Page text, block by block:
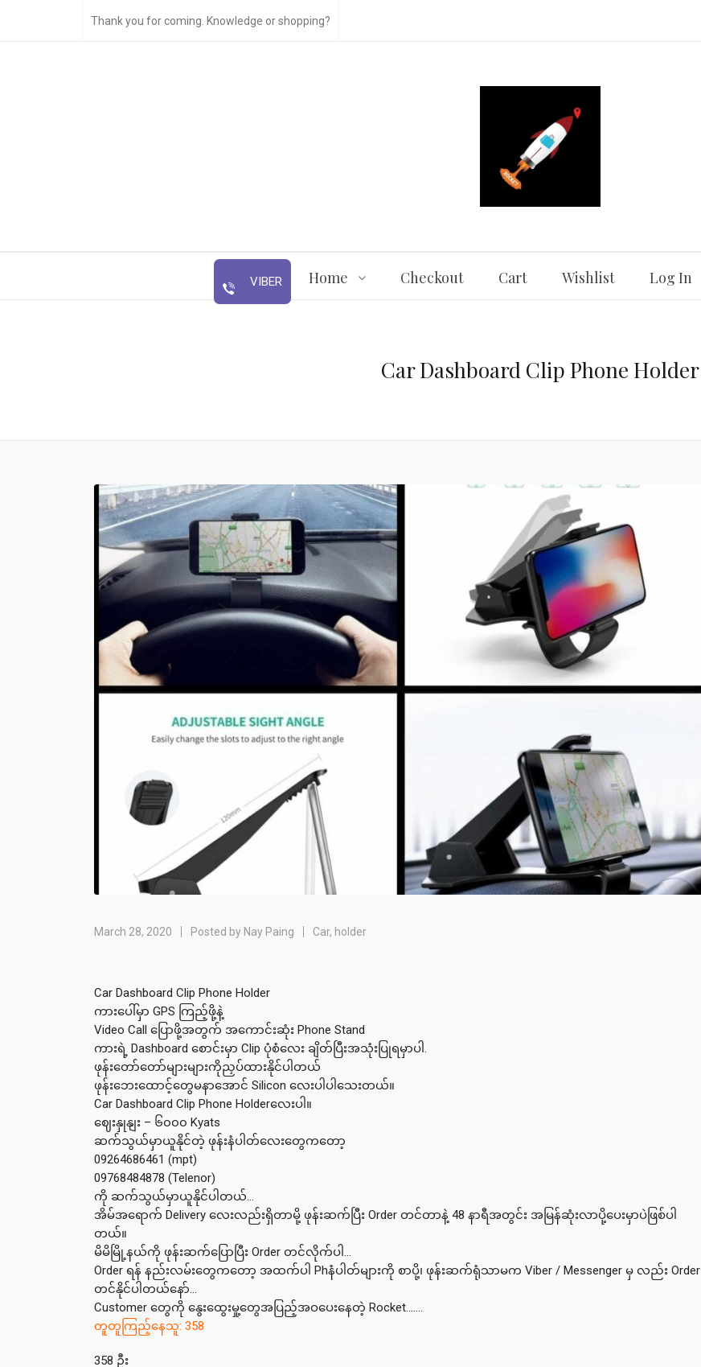
Thank you for coming. Knowledge or shopping?
VIBER Home Checkout Cart Wishlist Log In
Car Dashboard Clip Phone Holder
March 28, 2020 Posted by Nay Paing Car, holder
Car Dashboard Clip Phone Holder
ကားပေါ်မှာ GPS ကြည့်ဖို့နဲ့
Video Call ပြောဖို့အတွက် အကောင်းဆုံး Phone Stand
ကားရဲ့ Dashboard စောင်းမှာ Clip ပုံစံလေး ချိတ်ပြီးအသုံးပြုရမှာပါ.
ဖုန်းတော်တော်များများကိုညှပ်ထားနိုင်ပါတယ်
ဖုန်းဘေးထောင့်တွေမနာအောင် Silicon လေးပါပါသေးတယ်။
Car Dashboard Clip Phone Holderလေးပါ။
ဈေးနှုနျး – ၆၀၀၀ Kyats
ဆက်သွယ်မှာယူနိုင်တဲ့ ဖုန်းနံပါတ်လေးတွေကတော့
09264686461 (mpt)
09768484878 (Telenor)
ကို ဆက်သွယ်မှာယူနိုင်ပါတယ်…
အိမ်အရောက် Delivery လေးလည်းရှိတာမို့ ဖုန်းဆက်ပြီး Order တင်တာနဲ့ 48 နာရီအတွင်း အမြန်ဆုံးလာပို့ပေးမှာပဲဖြစ်ပါ
တယ်။
မိမိမြို့နယ်ကို ဖုန်းဆက်ပြောပြီး Order တင်လိုက်ပါ…
Order ရန် နည်းလမ်းတွေကတော့ အထက်ပါ Phနံပါတ်များကို စာပို့၊ ဖုန်းဆက်ရုံသာမက Viber / Messenger မှ လည်း Order
တင်နိုင်ပါတယ်နော်…
Customer တွေကို နွေးထွေးမှု့တွေအပြည့်အဝပေးနေတဲ့ Rocket…….
တူတူကြည့်နေသူ: 358
358 ဦး